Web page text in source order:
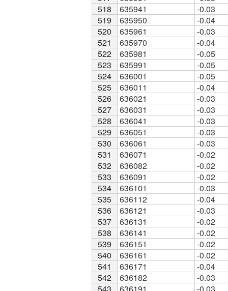
518
635941
-0.03
519
635950
-0.04
520
635961
-0.03
521
635970
-0.04
522
635981
-0.05
523
635991
-0.05
524
636001
-0.05
525
636011
-0.04
526
636021
-0.03
527
636031
-0.03
528
636041
-0.03
529
636051
-0.03
530
636061
-0.03
531
636071
-0.02
532
636082
-0.02
533
636091
-0.02
534
636101
-0.03
535
636112
-0.04
536
636121
-0.03
537
636131
-0.02
538
636141
-0.02
539
636151
-0.02
540
636161
-0.02
541
636171
-0.04
542
636182
-0.03
518
519
520
521
522
523
524
525
526
527
528
529
530
531
532
533
534
535
536
537
538
539
540
541
542